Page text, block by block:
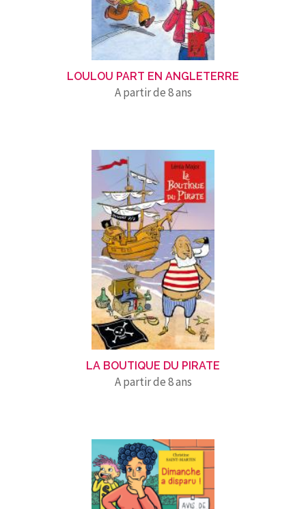
LOULOU PART EN ANGLETERRE
A partir de 8 ans
LA BOUTIQUE DU PIRATE
A partir de 8 ans